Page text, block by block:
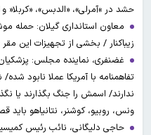
حشد در »آمرلی»، «الدبس»، «کربلا«
معاون استانداری گیلان: حمله
زیباکنار / بخشی از تجهیزات این
غضنفری، نماینده مجلس: پزشکیان
تفاهمنامه با آمریکا عملا نابود
ندارند/ اسمش را جنگ بگذارند یا
ونس، روبیو، کوشنر، نتانیاهو
حاجی دلیگانی، نائب رئیس